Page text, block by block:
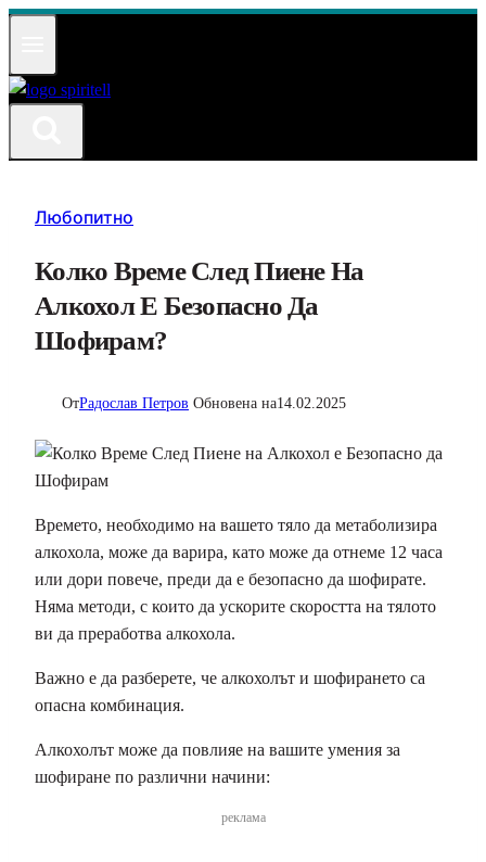
Към
Любопитно
Колко Време След Пиене На
Алкохол Е Безопасно Да
Шофирам?
ОтРадослав Петров Обновена на14.02.2025
Времето, необходимо на вашето тяло да метаболизира
алкохола, може да варира, като може да отнеме 12 часа
или дори повече, преди да е безопасно да шофирате.
Няма методи, с които да ускорите скоростта на тялото
ви да преработва алкохола.
Важно е да разберете, че алкохолът и шофирането са
опасна комбинация.
Алкохолът може да повлияе на вашите умения за
шофиране по различни начини:
реклама